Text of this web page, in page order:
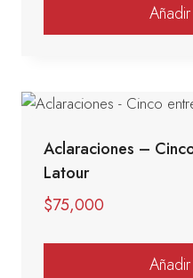
Aclaraciones –
Latour
$75,000